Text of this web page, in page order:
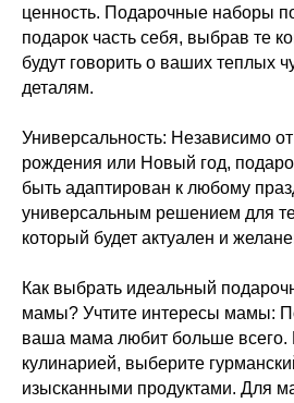
ценность. Подарочные наборы
подарок часть себя, выбрав те
будут говорить о ваших теплых
деталям.
Универсальность: Независимо
рождения или Новый год,
быть адаптирован к любому
универсальным решением для
который будет актуален и
Как выбрать идеальный
мамы? Учтите интересы мамы:
ваша мама любит больше всего.
кулинарией, выберите
изысканными продуктами. Для